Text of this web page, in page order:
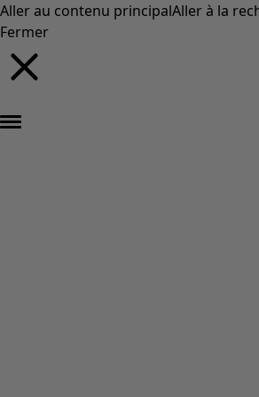
Aller au contenu principalAller à la
Fermer